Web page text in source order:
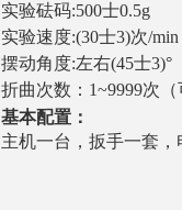
实验砝码:500士0.5g
实验速度:(30士3)次/min
摆动角度:左右(45士3)°
折曲次数：1~9999次
基本配置：
主机一台，扳手一套